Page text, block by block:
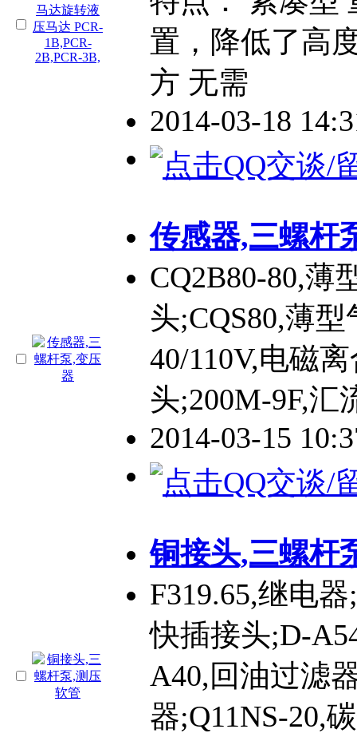
置，降低了高
方 无需
2014-03-18
传感器,三螺杆
CQ2B80-80,薄
头;CQS80,薄
40/110V,电磁
头;200M-9F,汇
2014-03-15
铜接头,三螺杆
F319.65,继电
快插接头;D-
A40,回油过滤
器;Q11NS-20,